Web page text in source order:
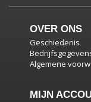
OVER ONS
Geschiedenis
Algemene
MIJN